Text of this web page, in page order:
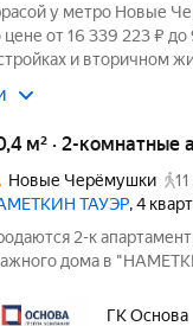
у метро Новые
от 16 339 223 ₽
и вторичном
м² · 2-
Новые Черёмушки
ТАУЭР, 4
2-к
дома в
в районе
ГК Основа